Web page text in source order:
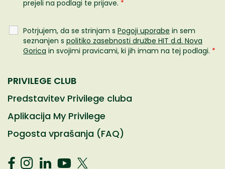
prejeli na podlagi te prijave. *
Potrjujem, da se strinjam s Pogoji uporabe in sem
seznanjen s politiko zasebnosti družbe HIT d.d. Nova
Gorica in svojimi pravicami, ki jih imam na tej podlagi. *
PRIVILEGE CLUB
Predstavitev Privilege cluba
Aplikacija My Privilege
Pogosta vprašanja (FAQ)